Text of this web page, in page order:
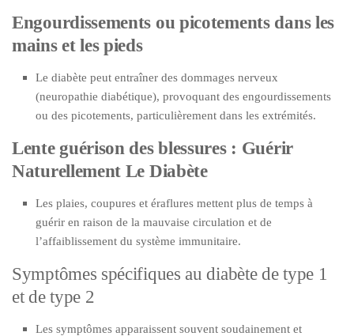
Engourdissements ou picotements dans les
mains et les pieds
Le diabète peut entraîner des dommages nerveux
(neuropathie diabétique), provoquant des engourdissements
ou des picotements, particulièrement dans les extrémités.
Lente guérison des blessures : Guérir
Naturellement Le Diabète
Les plaies, coupures et éraflures mettent plus de temps à
guérir en raison de la mauvaise circulation et de
l’affaiblissement du système immunitaire.
Symptômes spécifiques au diabète de type 1
et de type 2
Les symptômes apparaissent souvent soudainement et